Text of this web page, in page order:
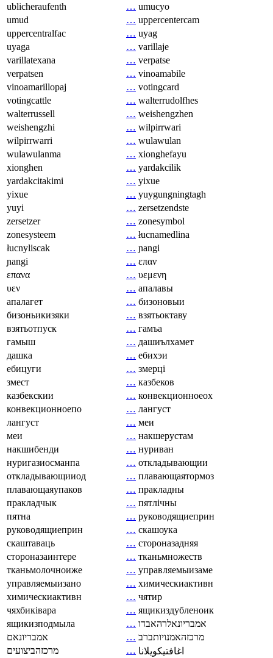
ublicheraufenth
… umucyo
umud
… uppercentercam
uppercentralfac
… uyag
uyaga
… varillaje
varillatexana
… verpatse
verpatsen
… vinoamabile
vinoamarillopaj
… votingcard
votingcattle
… walterrudolfhes
walterrussell
… weishengzhen
weishengzhi
… wilpirrwari
wilpirrwarri
… wulawulan
wulawulanma
… xionghefayu
xionghen
… yardakcilik
yardakcitakimi
… yixue
yixue
… yuygungningtagh
yuyi
… zersetzendste
zersetzer
… zonesymbol
zonesysteem
… łucnamedlina
łucnyliscak
… ɲangi
ɲangi
… επαν
επανα
… υεμενη
υεν
… апалавы
апалагет
… бизоновыи
бизоньикизяки
… взятьоктаву
взятьотпуск
… гамъа
гамыш
… дашиълхамет
дашка
… ебихэи
ебицуги
… змерці
змест
… казбеков
казбекскии
… конвекционноеох
конвекционноепо
… лангуст
лангуст
… меи
меи
… накшерустам
накшибенди
… нуриван
нуригазиосманпа
… откладывающии
откладывающииод
… плавающаятормоз
плавающаяупаков
… пракладны
пракладчык
… пятлічны
пятна
… руководящиеприн
руководящиеприн
… скашоука
скаштаваць
… стороназадняя
стороназаинтере
… тканьмножеств
тканьмолочноиже
… управляемыизаме
управляемыизано
… химическиактивн
химическиактивн
… чятир
чяхбиківара
… ящикиздубленоик
ящикизподмыла
… אמבריונאלרהאבדו
אמבריונאם
… מרכזהאמנויותברב
מרכזהביצועים
… اغافتيكويلانا